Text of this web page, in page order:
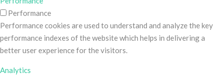
Performance
Performance cookies are used to understand and analyze the key
performance indexes of the website which helps in delivering a
better user experience for the visitors.
Analytics